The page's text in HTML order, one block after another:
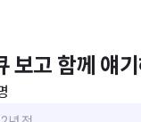
보고 함께 얘